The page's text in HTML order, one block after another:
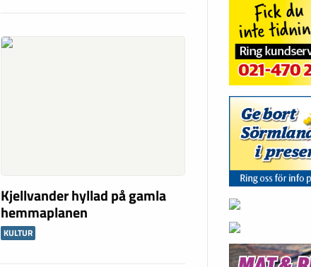
Kjellvander hyllad på gamla
hemmaplanen
KULTUR